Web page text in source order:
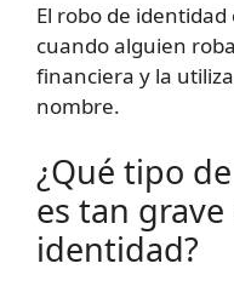
El robo de
cuando alguien
financiera y la
nombre.
¿Qué tipo
es tan
identidad?